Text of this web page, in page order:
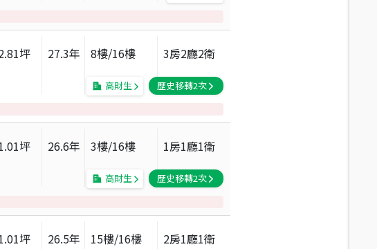
坪 27.3年 8樓/16樓 3房2廳2衛
高財生 歷史移轉2次
坪 26.6年 3樓/16樓 1房1廳1衛
高財生 歷史移轉2次
坪 26.5年 15樓/16樓 2房1廳1衛